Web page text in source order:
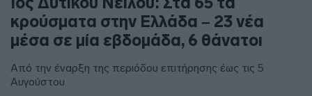
κρούσματα στην Ελλάδα – 23 νέα
μέσα σε μία εβδομάδα, 6 θάνατοι
Από την έναρξη της περιόδου επιτήρησης έως τις 5
Αυγούστου